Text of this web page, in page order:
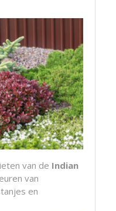
van de Indian
van
en